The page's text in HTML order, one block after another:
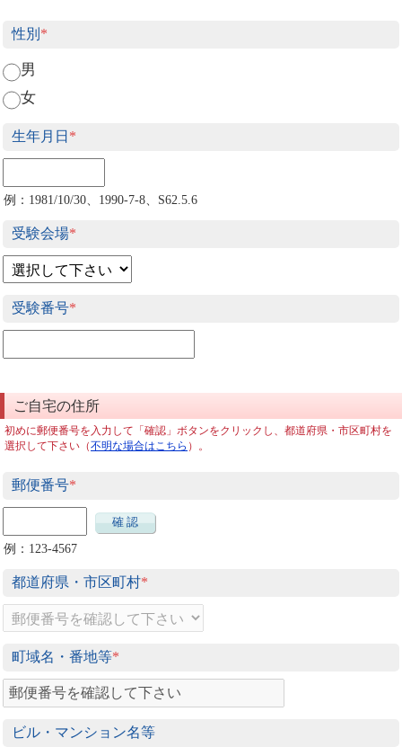
性別 *
男
女
生年月日 *
例：1981/10/30、1990-7-8、S62.5.6
受験会場*
受験番号*
ご自宅の住所
初めに郵便番号を入力して「確認」ボタンをクリックし、都道府県・市区町村を
選択して下さい（不明な場合はこちら ）。
郵便番号*
確 認
例：123-4567
都道府県・市区町村*
町域名・番地等*
ビル・マンション名等